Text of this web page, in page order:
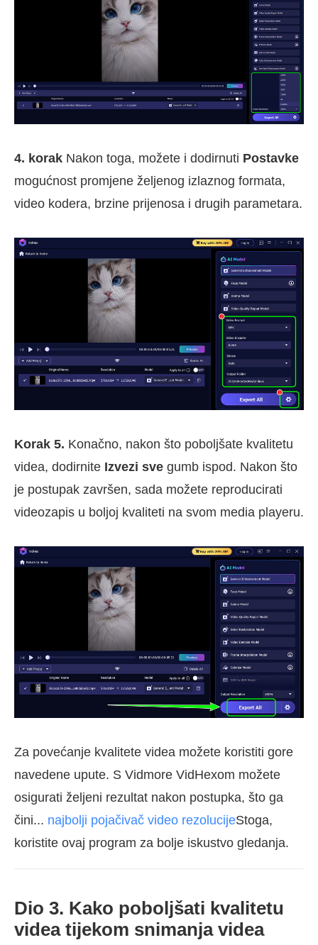
4. korak Nakon toga, možete i dodirnuti Postavke
mogućnost promjene željenog izlaznog formata,
video kodera, brzine prijenosa i drugih parametara.
Korak 5. Konačno, nakon što poboljšate kvalitetu
videa, dodirnite Izvezi sve gumb ispod. Nakon što
je postupak završen, sada možete reproducirati
videozapis u boljoj kvaliteti na svom media playeru.
Za povećanje kvalitete videa možete koristiti gore
navedene upute. S Vidmore VidHexom možete
osigurati željeni rezultat nakon postupka, što ga
čini... najbolji pojačivač video rezolucijeStoga,
koristite ovaj program za bolje iskustvo gledanja.
Dio 3. Kako poboljšati kvalitetu
videa tijekom snimanja videa